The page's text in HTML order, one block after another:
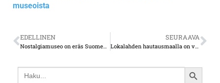
museoista
EDELLINEN
Nostalgiamuseo on eräs Suomen monipuolisimmista yksityisistä museoista
SEURAAVA
Lokalahden hautausmaalla on vaikuttavia muistomerkkejä
Search
for:
SEARCH